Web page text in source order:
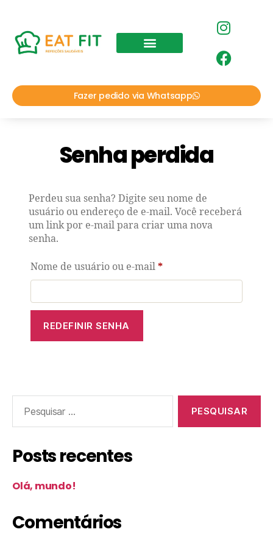
Fazer pedido via Whatsapp
Senha perdida
Perdeu sua senha? Digite seu nome de
usuário ou endereço de e-mail. Você receberá
um link por e-mail para criar uma nova
senha.
Nome de usuário ou e-mail *
REDEFINIR SENHA
Posts recentes
Olá, mundo!
Comentários